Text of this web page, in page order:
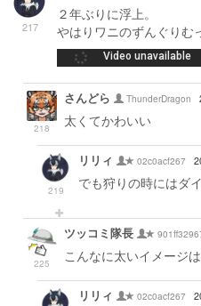
217
２年ぶりに浮上。
やはりワニのずんぐりむ
218
さんどら ThunderDragon
太くてかわいい
219
リリィ 02c0acf267
でも狩りの時にはダ
225
ツッコミ隊長
こんなに太いイメージ
リリィ 02c0acf267